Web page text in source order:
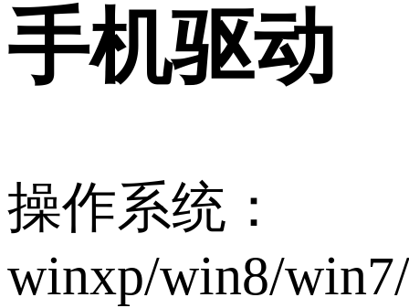
手机驱动
操作系统：
winxp/win8/